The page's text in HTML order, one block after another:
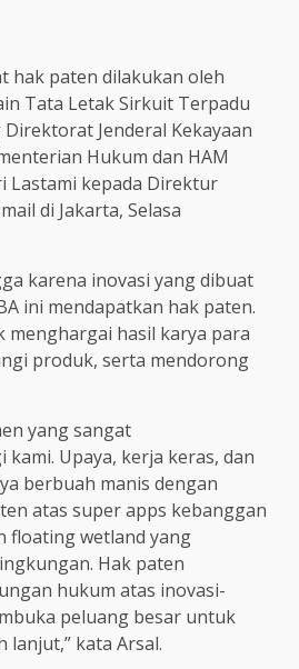
hak paten dilakukan oleh
Tata Letak Sirkuit Terpadu
Jenderal Kekayaan
Hukum dan HAM
Lastami kepada Direktur
di Jakarta, Selasa
karena inovasi yang dibuat
ini mendapatkan hak paten.
hasil karya para
produk, serta mendorong
yang sangat
Upaya, kerja keras, dan
berbuah manis dengan
atas super apps kebanggan
floating wetland yang
Hak paten
hukum atas inovasi-
peluang besar untuk
lanjut,” kata Arsal.